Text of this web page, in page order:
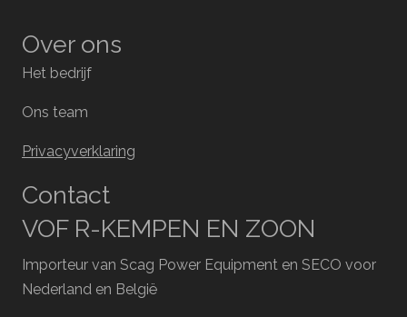
Over ons
Het bedrijf
Ons team
Privacyverklaring
Contact
VOF R-KEMPEN EN ZOON
Importeur van Scag Power Equipment en SECO voor
Nederland en België